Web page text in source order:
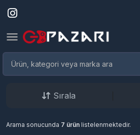
Sırala
Arama sonucunda 7 ürün listelenmektedir.